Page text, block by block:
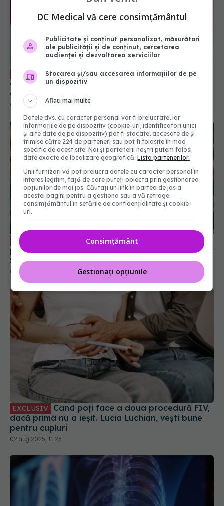
EXCLUSIV De ce să faci chimioterapie înainte de
operație. Dr. Ștefan Voiculescu: Nu pierzi timpul
din TREI motive importante. E urgent să rezolvi
metastazele
01 noi 2024, 09:42
EXCLUSIV
prevenirea a cinci tipuri de cancer. Dr. Matei Bâră:
Sunt dependente de HPV
02 feb 2025, 14:45
EXCLUSIV
dacă prima nu a ieșit. Lucia Luchian, vești bune
pentru cupluri
02 aug 2025, 11:23
DC Medical vă cere consimțământul
Publicitate și conținut personalizat, măsurători
ale publicității și de conținut, cercetarea
audienței și dezvoltarea serviciilor
Stocarea și/sau accesarea informațiilor de pe
un dispozitiv
Aflați mai multe
Datele dvs. cu caracter personal vor fi prelucrate, iar
informațiile de pe dispozitiv (cookie-uri, identificatori unici
și alte date de pe dispozitiv) pot fi stocate, accesate de și
trimise către 224 de parteneri sau pot fi folosite în mod
specific de acest site. Noi și partenerii noștri putem folosi
date exacte de localizare geografică.Lista partenerilor.
Unii furnizori vă pot prelucra datele cu caracter personal în
interes legitim, față de care puteți obiecta prin gestionarea
opțiunilor de mai jos. Căutați un link în partea de jos a
acestei pagini pentru a gestiona sau a vă retrage
consimțământul în setările de confidențialitate și cookie-
uri.
Consimțământ
Gestionați opțiunile